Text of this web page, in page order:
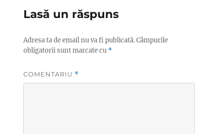
Lasă un răspuns
Adresa ta de email nu va fi publicată.Câmpurile
obligatorii sunt marcate cu *
COMENTARIU *